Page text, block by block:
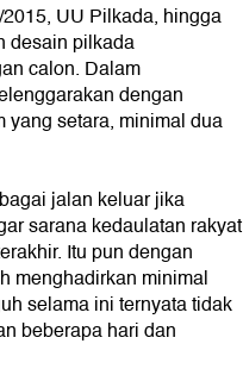
UU Pilkada, hingga
desain pilkada
calon. Dalam
dengan
yang setara, minimal dua
jalan keluar jika
sarana kedaulatan rakyat
Itu pun dengan
menghadirkan minimal
selama ini ternyata tidak
beberapa hari dan